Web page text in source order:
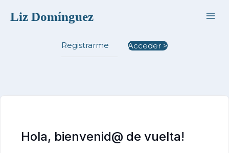
Liz Domínguez
Registrarme Acceder >
Hola, bienvenid@ de vuelta!